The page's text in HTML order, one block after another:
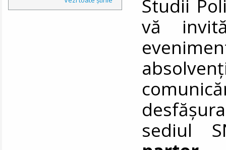
Studii
vă
sediul